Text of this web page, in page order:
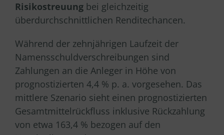
Risikostreuungbei gleichzeitig
überdurchschnittlichen Renditechancen.
Während der zehnjährigen Laufzeit der
Namensschuldverschreibungen sind
Zahlungen an die Anleger in Höhe von
prognostizierten 4,4 % p. a. vorgesehen. Das
mittlere Szenario sieht einen prognostizierten
Gesamtmittelrückfluss inklusive Rückzahlung
von etwa 163,4 % bezogen auf den